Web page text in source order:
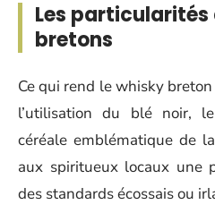
Les particularités
bretons
Ce qui rend le whisky breton
l’utilisation du blé noir,
céréale emblématique de
aux spiritueux locaux une
des standards écossais ou